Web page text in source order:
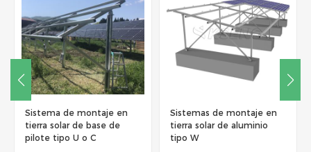
Sistemas de montaje en
tierra solar de aluminio
tipo W
Sistema de soporte de
montaje en tierra solar en
forma de N